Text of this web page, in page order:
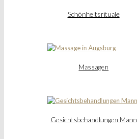
Schönheitsrituale
Massagen
Gesichtsbehandlungen Mann